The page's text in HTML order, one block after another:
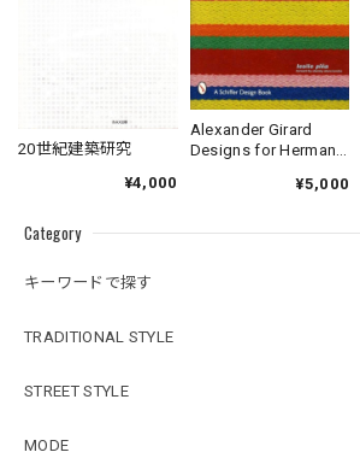
Category
キーワードで探す
TRADITIONAL STYLE
STREET STYLE
MODE
20世紀建築研究
¥4,000
Alexander Girard
Designs for Herman
¥5,000